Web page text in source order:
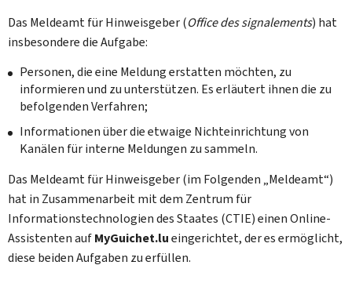
Das Meldeamt für Hinweisgeber (Office des signalements) hat
insbesondere die Aufgabe:
Personen, die eine Meldung erstatten möchten, zu
informieren und zu unterstützen. Es erläutert ihnen die zu
befolgenden Verfahren;
Informationen über die etwaige Nichteinrichtung von
Kanälen für interne Meldungen zu sammeln.
Das Meldeamt für Hinweisgeber (im Folgenden „Meldeamt“)
hat in Zusammenarbeit mit dem Zentrum für
Informationstechnologien des Staates (CTIE) einen Online-
Assistenten aufMyGuichet.lueingerichtet, der es ermöglicht,
diese beiden Aufgaben zu erfüllen.